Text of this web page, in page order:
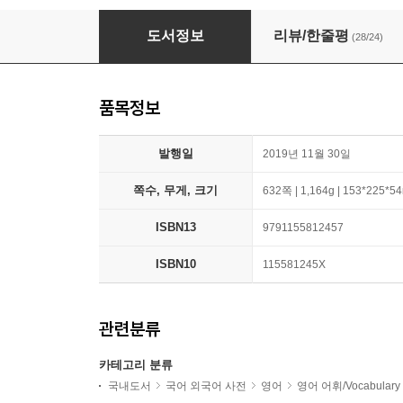
워드 파워 메이드 이지 WORD POWER made
도서정보 리뷰/한줄평 (28/24)
품목정보
발행일 2019년 11월 30일
쪽수, 무게, 크기 632쪽 | 1,164g |
ISBN13 9791155812457
ISBN10 115581245X
관련분류
카테고리 분류
국내도서 국어 외국어 사전 영어 영어 어휘/Vocabulary